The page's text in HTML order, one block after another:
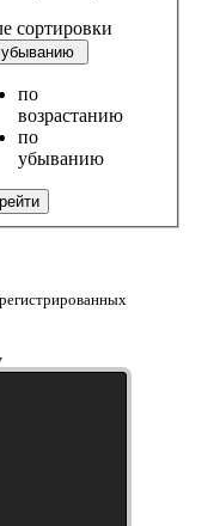
сортировки
убыванию
по
возрастанию
по
убыванию